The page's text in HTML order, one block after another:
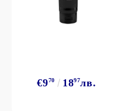
€970 1897лв.